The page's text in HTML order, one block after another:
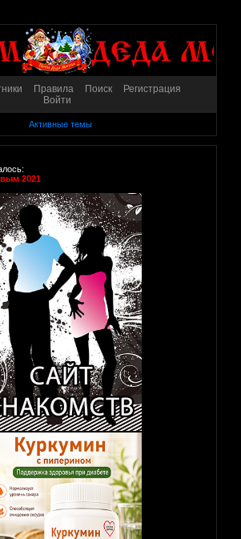
Правила Поиск
Регистрация
Войти
Активные темы
2021